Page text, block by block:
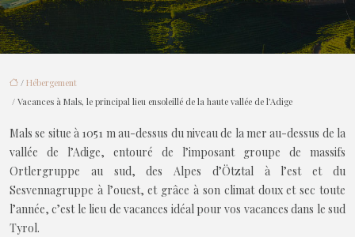
/ Hébergement
/ Vacances à Mals, le principal lieu ensoleillé de la haute vallée de l’Adige
Mals se situe à 1051 m au-dessus du niveau de la mer au-dessus de la
vallée de l’Adige, entouré de l’imposant groupe de massifs
Ortlergruppe au sud, des Alpes d’Ötztal à l’est et du
Sesvennagruppe à l’ouest, et grâce à son climat doux et sec toute
l’année, c’est le lieu de vacances idéal pour vos vacances dans le sud
Tyrol.